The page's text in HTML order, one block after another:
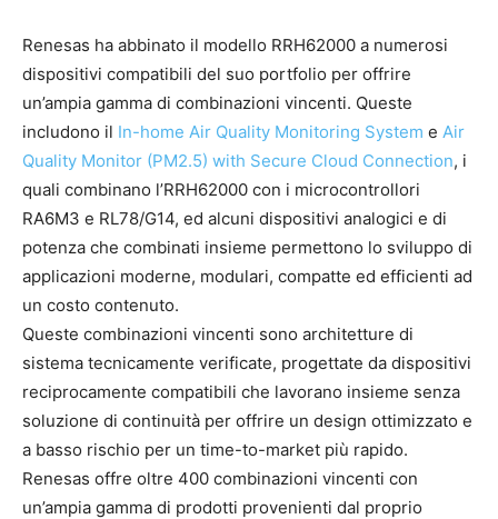
Renesas ha abbinato il modello RRH62000 a numerosi
dispositivi compatibili del suo portfolio per offrire
un’ampia gamma di combinazioni vincenti. Queste
includono il In-home Air Quality Monitoring System e Air
Quality Monitor (PM2.5) with Secure Cloud Connection, i
quali combinano l’RRH62000 con i microcontrollori
RA6M3 e RL78/G14, ed alcuni dispositivi analogici e di
potenza che combinati insieme permettono lo sviluppo di
applicazioni moderne, modulari, compatte ed efficienti ad
un costo contenuto.
Queste combinazioni vincenti sono architetture di
sistema tecnicamente verificate, progettate da dispositivi
reciprocamente compatibili che lavorano insieme senza
soluzione di continuità per offrire un design ottimizzato e
a basso rischio per un time-to-market più rapido.
Renesas offre oltre 400 combinazioni vincenti con
un’ampia gamma di prodotti provenienti dal proprio